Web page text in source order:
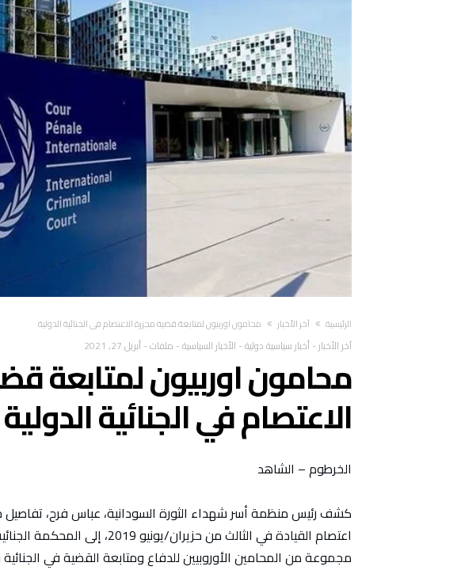
‫الرئيسية‬ آخر الأخبار محامون اوربيون لمتابعة قضية مجزرة الاعتصام في الجنائية الدولية
آخر الأخبار-أخبار سياسية دولية- الأخبار السياسية- ملفات-أبريل 27, 2021
محامون اوربيون لمتابعة
الاعتصام في الجنائية الدولية
الخرطوم – الشاهد
كشف رئيس منظمة أسر شهداء الثورة السودانية، عباس فرح،
اعتصام القيادة في الثالث من
مجموعة من المحامين الأوروبيين للدفاع ومتابعة القضية في